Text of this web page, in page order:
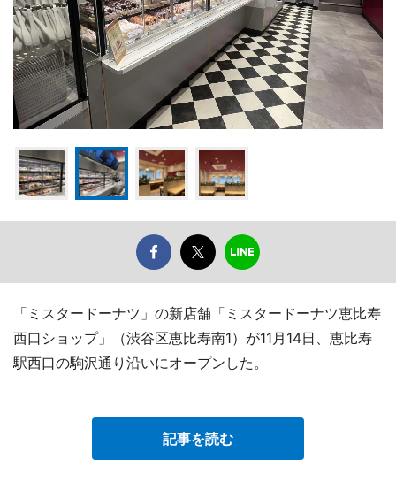
「ミスタードーナツ」の新店舗「ミスタードーナツ恵比寿
西口ショップ」（渋谷区恵比寿南1）が11月14日、恵比寿
駅西口の駒沢通り沿いにオープンした。
記事を読む